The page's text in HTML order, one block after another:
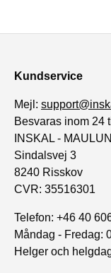
Kundservice
Mejl:
Besvaras inom 24
INSKAL -
Sindalsvej 3
8240 Risskov
CVR: 35516301
Telefon: +46 40
Måndag - Fredag:
Helger och